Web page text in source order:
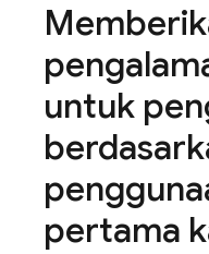
untuk
pertama